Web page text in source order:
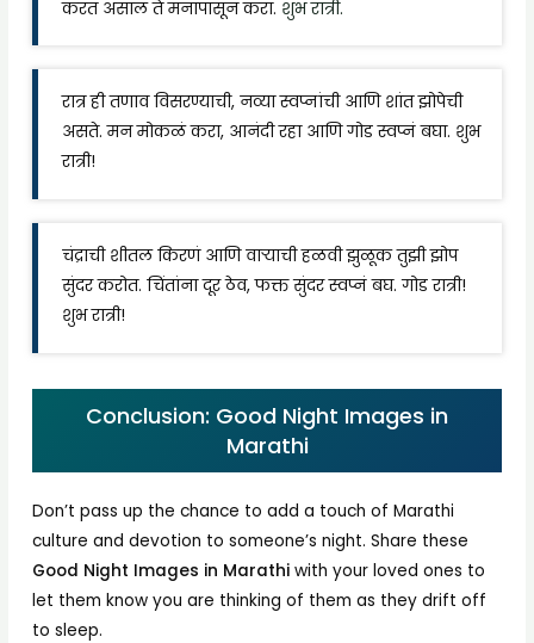
करत असाल ते मनापासून करा. शुभ रात्री.
रात्र ही तणाव विसरण्याची, नव्या स्वप्नांची आणि शांत झोपेची
असते. मन मोकळं करा, आनंदी रहा आणि गोड स्वप्नं बघा. शुभ
रात्री!
चंद्राची शीतल किरणं आणि वाऱ्याची हळवी झुळूक तुझी झोप
सुंदर करोत. चिंतांना दूर ठेव, फक्त सुंदर स्वप्नं बघ. गोड रात्री!
शुभ रात्री!
Conclusion: Good Night Images in
Marathi
Don’t pass up the chance to add a touch of Marathi
culture and devotion to someone’s night. Share these
Good Night Images in Marathi with your loved ones to
let them know you are thinking of them as they drift off
to sleep.